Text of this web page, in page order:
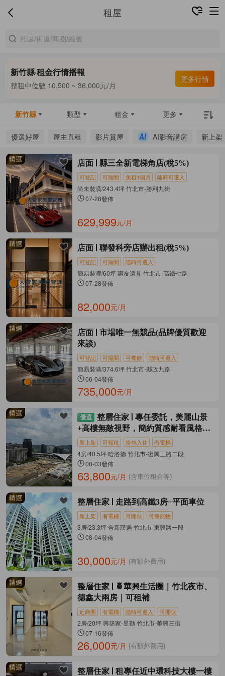
租屋
新竹縣·租金行情播報
合租中位數 7,000 ~ 9,500元/月
整租中位數 10,500 ~ 36,000元/月
更多行情
新竹縣 類型 租金 更多
優選好屋 屋主直租 影片賞屋 AI影音講房 新上架
店面 縣三全新電梯角店(稅5%)
可登記 可隔間 免租1個月 隨時可遷入
尚未裝潢/243.4坪 竹北市-勝利九街
07-28發佈
629,999元/月
店面 聯發科旁店辦出租(稅5%)
可登記 可隔間 隨時可遷入
簡易裝潢/60坪 惠友遠見 竹北市-高鐵七路
07-28發佈
82,000元/月
店面
市場唯一無競品(品牌優質歡迎
來談)
可登記 可隔間 可餐飲 隨時可遷入
簡易裝潢/374.6坪 竹北市-縣政九路
06-04發佈
735,000元/月
整層住家
專任委託，美麗山景
+高樓無敵視野，簡約質感耐看風格，
四房平車
新上架 可報稅 拎包入住 有電梯
4房/40.5坪 哈洛徳 竹北市-復興三路二段
08-03發佈
63,800元/月 (含車位租金等)
整層住家 走路到高鐵3房+平面車位
新上架 有電梯 可開伙 可養寵物
3房/23.3坪 合新璞遇 竹北市-東興路一段
08-04發佈
30,000元/月 (有額外費用)
整層住家
🍍華興生活圈｜竹北夜市、
德鑫大兩房｜可租補
近商圈 有電梯 隨時可遷入 可開伙
2房/20坪 興築家-昱勤 竹北市-華興三街
07-16發佈
26,000元/月 (有額外費用)
整層住家
租專任近中環科技大樓一樓